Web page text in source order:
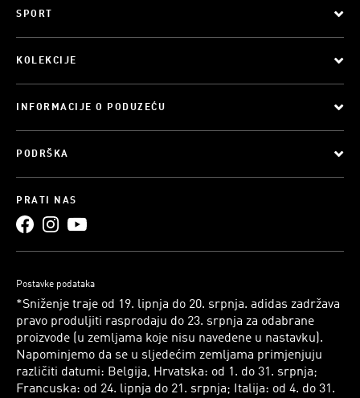
SPORT
KOLEKCIJE
INFORMACIJE O PODUZEĆU
PODRŠKA
PRATI NAS
Postavke podataka
*Sniženje traje od 19. lipnja do 20. srpnja. adidas zadržava
pravo produljiti rasprodaju do 23. srpnja za odabrane
proizvode (u zemljama koje nisu navedene u nastavku).
Napominjemo da se u sljedećim zemljama primjenjuju
različiti datumi: Belgija, Hrvatska: od 1. do 31. srpnja;
Francuska: od 24. lipnja do 21. srpnja; Italija: od 4. do 31.